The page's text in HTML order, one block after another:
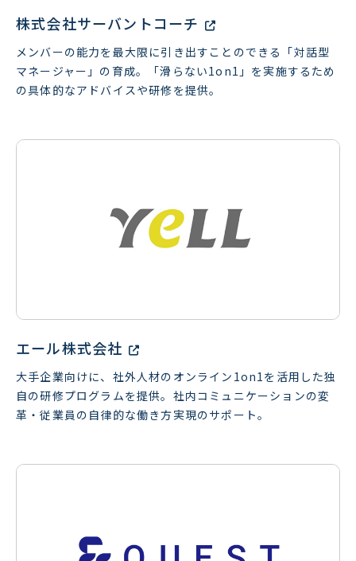
株式会社サーバントコーチ
メンバーの能力を最大限に引き出すことのできる「対話型
マネージャー」の育成。「滑らない1on1」を実施するため
の具体的なアドバイスや研修を提供。
エール株式会社
大手企業向けに、社外人材のオンライン1on1を活用した独
自の研修プログラムを提供。社内コミュニケーションの変
革・従業員の自律的な働き方実現のサポート。